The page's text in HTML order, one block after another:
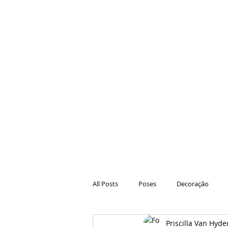
All Posts Poses Decoração
Animações Danças
Priscilla Van